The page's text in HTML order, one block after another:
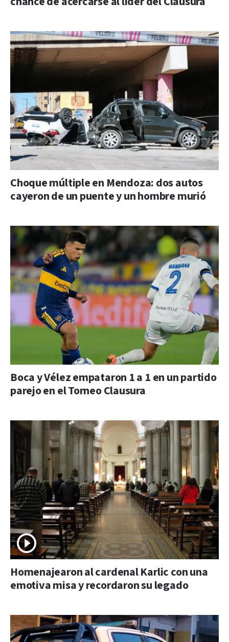
Choque múltiple en Mendoza: dos autos
cayeron de un puente y un hombre murió
Boca y Vélez empataron 1 a 1 en un partido
parejo en el Torneo Clausura
Homenajearon al cardenal Karlic con una
emotiva misa y recordaron su legado